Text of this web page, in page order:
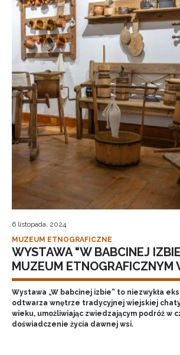
6 listopada, 2024
MUZEUM ETNOGRAFICZNE
WYSTAWA "W BABCINEJ
MUZEUM ETNOGRAFICZNYM
Wystawa „W babcinej izbie” to niezwykła
odtwarza wnętrze tradycyjnej wiejskiej chaty
wieku, umożliwiając zwiedzającym podróż w
doświadczenie życia dawnej wsi.